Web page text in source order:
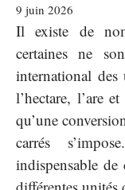
9 juin 2026
Il existe de
certaines ne
international
l’hectare, l’are
qu’une
carrés
indispensable de